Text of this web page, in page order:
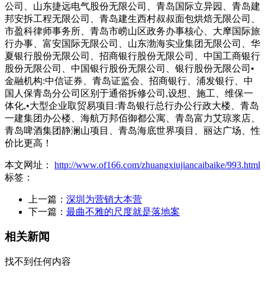
公司、山东捷远电气股份无限公司、青岛国际立异园、青岛建
邦安拆工程无限公司、青岛建生西村叔叔面包烘焙无限公司、
市盈科律师事务所、青岛市崂山区政务办事核心、大摩国际旅
行办事、富安国际无限公司、山东渤海实业集团无限公司、华
夏银行股份无限公司、招商银行股份无限公司、中国工商银行
股份无限公司、中国银行股份无限公司、银行股份无限公司•
金融机构:中信证券、青岛证监会、招商银行、浦发银行、中
国人保青岛分公司区别于通俗拆修公司,设想、施工、维保一
体化,•大型企业取贸易项目:青岛银行总行办公行政大楼、青岛
一建集团办公楼、海航万邦佰御都公寓、青岛富力艾琼浆店、
青岛啤酒集团静澜山项目、青岛海底世界项目、丽达广场、性
价比更高！
本文网址： http://www.of166.com/zhuangxiujiancaibaike/993.html
标签：
上一篇： 深圳为营销大本营
下一篇： 最曲不雅的尺度就是落地案
相关新闻
找不到任何内容